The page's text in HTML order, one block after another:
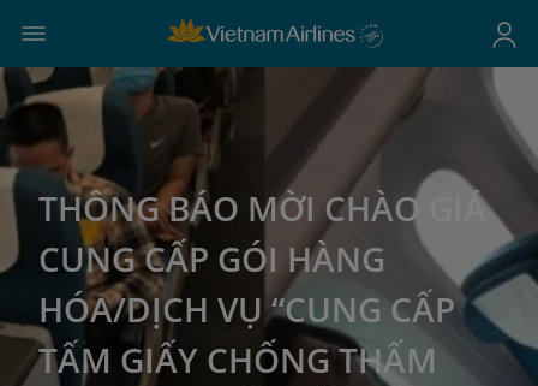
THÔNG BÁO MỜI CHÀO GIÁ
CUNG CẤP GÓI HÀNG
HÓA/DỊCH VỤ “CUNG CẤP
TẤM GIẤY CHỐNG THẤM